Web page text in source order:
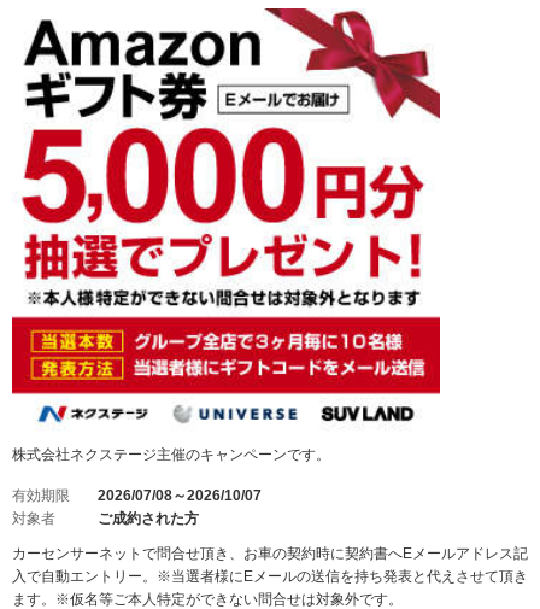
株式会社ネクステージ主催のキャンペーンです。
有効期限
2026/07/08～2026/10/07
対象者
ご成約された方
カーセンサーネットで問合せ頂き、お車の契約時に契約書へEメールアドレス記
入で自動エントリー。※当選者様にEメールの送信を持ち発表と代えさせて頂き
ます。※仮名等ご本人特定ができない問合せは対象外です。